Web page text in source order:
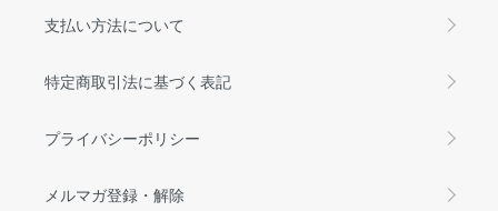
支払い方法について
特定商取引法に基づく表記
プライバシーポリシー
メルマガ登録・解除